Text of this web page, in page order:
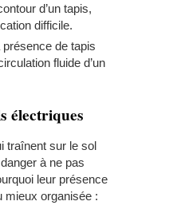
d’un tapis,
difficile.
présence de tapis
fluide d’un
électriques
traînent sur le sol
à ne pas
leur présence
mieux organisée :